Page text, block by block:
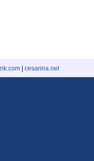
cesarina.net